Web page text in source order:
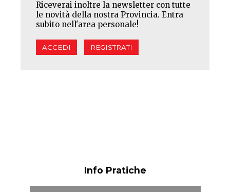
Riceverai inoltre la newsletter con tutte
le novità della nostra Provincia. Entra
subito nell'area personale!
ACCEDI REGISTRATI
Info Pratiche